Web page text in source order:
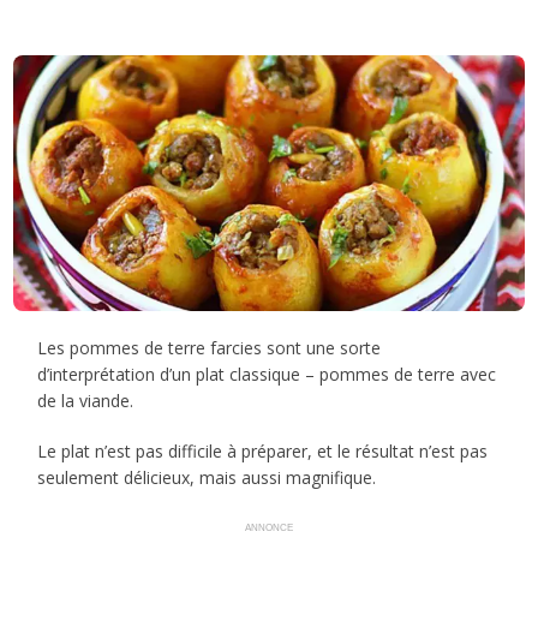
Les pommes de terre farcies sont une sorte
d’interprétation d’un plat classique – pommes de terre avec
de la viande.
Le plat n’est pas difficile à préparer, et le résultat n’est pas
seulement délicieux, mais aussi magnifique.
ANNONCE